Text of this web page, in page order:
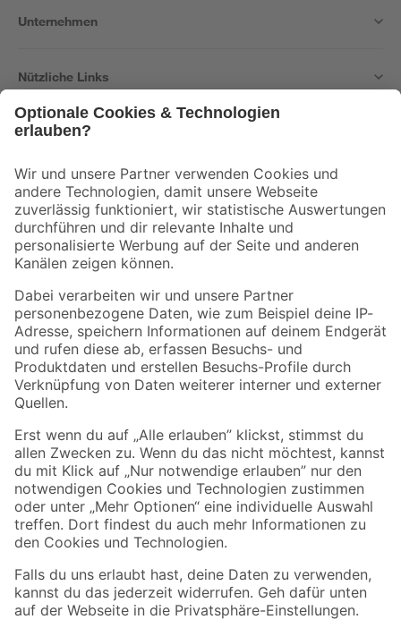
Unternehmen
Nützliche Links
Der toom Newsletter: Keine Angebote und Aktionen mehr verpassen!
Zur Newsletter Anmeldung
Folge uns
Zahlungsarten Versandarten
Sicher einkaufen
Jetzt die toom-App herunterladen
Alle Preisangaben in EUR inkl. gesetzl. MwSt.. Die dargestellten Angebote sind unter
Umständen nicht in allen Märkten verfügbar. Die angegebenen Verfügbarkeiten beziehen